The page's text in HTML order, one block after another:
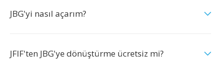
JBG'yi nasıl açarım?
JFIF'ten JBG'ye dönüştürme ücretsiz mi?